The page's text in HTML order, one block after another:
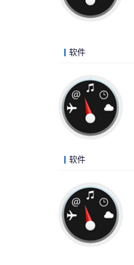
软件
软件